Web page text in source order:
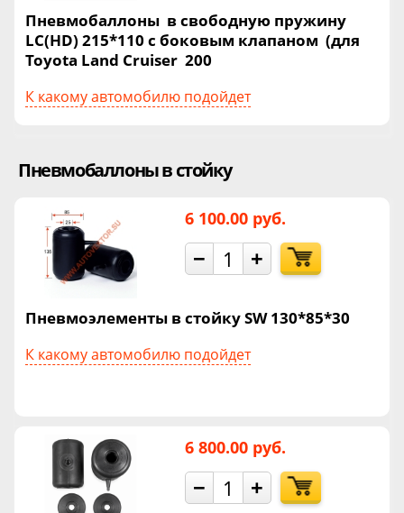
Пневмобаллоны в свободную пружину
LC(HD) 215*110 с боковым клапаном (для
Toyota Land Cruiser 200
К какому автомобилю подойдет
Пневмобаллоны в стойку
6 100.00 руб.
− +
Пневмоэлементы в стойку SW 130*85*30
К какому автомобилю подойдет
6 800.00 руб.
− +